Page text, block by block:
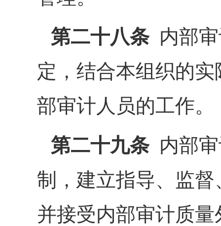
第二十八条内部审
定，结合本组织的
部审计人员的工作。
第二十九条内部审
制，建立指导、监
并接受内部审计质